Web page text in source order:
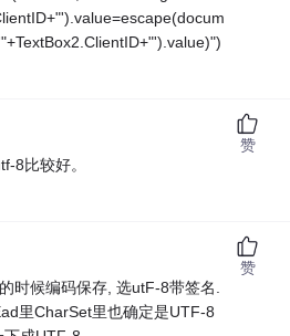
8比较好。
赞
时候编码保存, 选utF-8带签名.
里CharSet里也确定是UTF-8
赞